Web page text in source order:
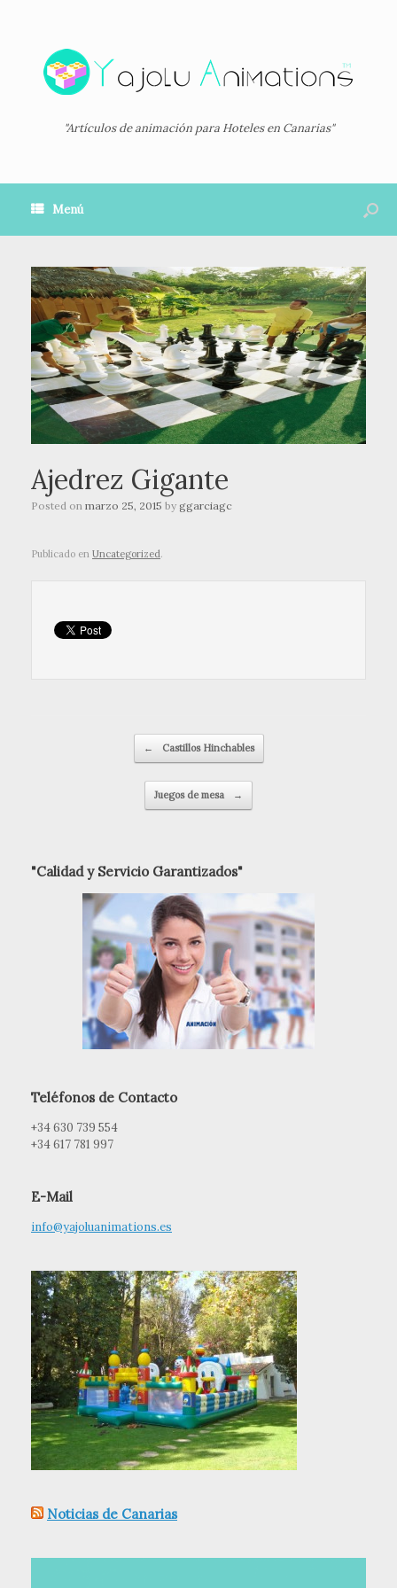
"Artículos de animación para Hoteles en Canarias"
Menú
Ajedrez Gigante
Posted on marzo 25, 2015 by ggarciagc
Publicado en Uncategorized.
← Castillos Hinchables
Juegos de mesa →
"Calidad y Servicio Garantizados"
Teléfonos de Contacto
+34 630 739 554
+34 617 781 997
E-Mail
info@yajoluanimations.es
Noticias de Canarias